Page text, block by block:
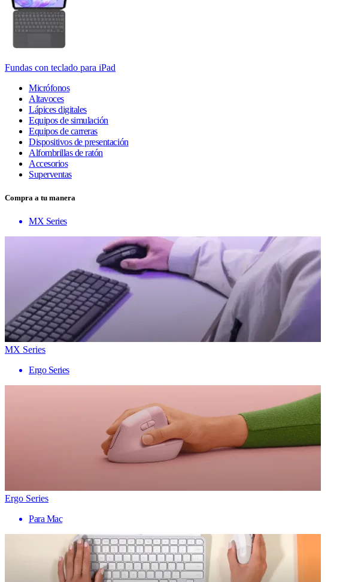
Fundas con teclado para iPad
Micrófonos
Altavoces
Lápices digitales
Equipos de simulación
Equipos de carreras
Dispositivos de presentación
Alfombrillas de ratón
Accesorios
Superventas
Compra a tu manera
MX Series
MX Series
Ergo Series
Ergo Series
Para Mac